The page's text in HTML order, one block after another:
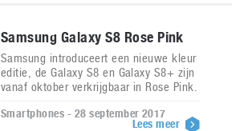
Samsung Galaxy S8 Rose Pink
Samsung introduceert een nieuwe kleur
editie, de Galaxy S8 en Galaxy S8+ zijn
vanaf oktober verkrijgbaar in Rose Pink.
Smartphones - 28 september 2017
Lees meer